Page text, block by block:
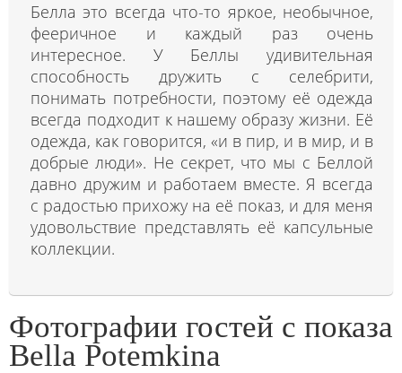
Белла это всегда что-то яркое, необычное,
фееричное и каждый раз очень
интересное. У Беллы удивительная
способность дружить с селебрити,
понимать потребности, поэтому её одежда
всегда подходит к нашему образу жизни. Её
одежда, как говорится, «и в пир, и в мир, и в
добрые люди». Не секрет, что мы с Беллой
давно дружим и работаем вместе. Я всегда
с радостью прихожу на её показ, и для меня
удовольствие представлять её капсульные
коллекции.
Фотографии гостей с показа
Bella Potemkina